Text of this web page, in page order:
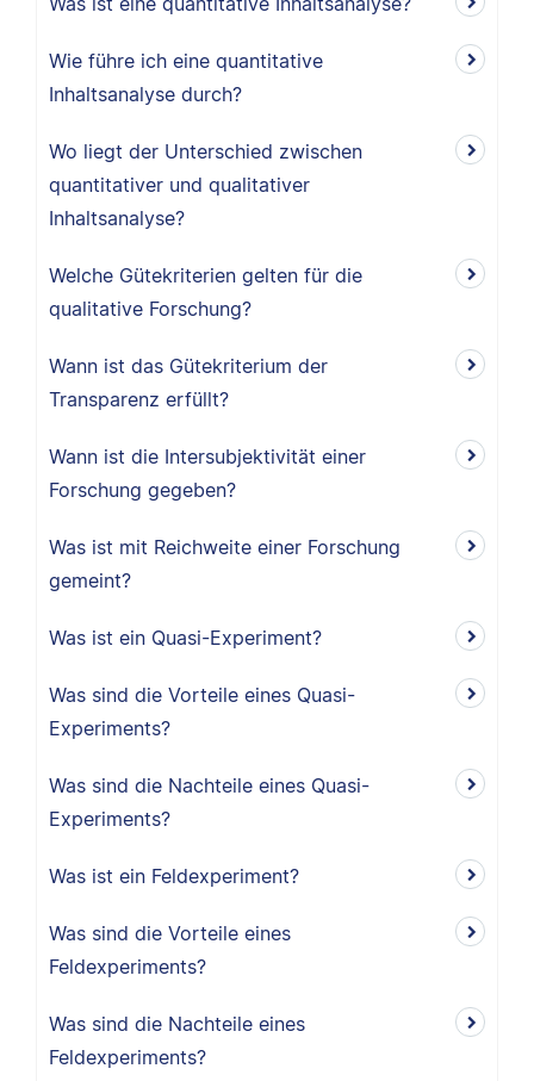
Wie führe ich eine quantitative
Inhaltsanalyse durch?
Wo liegt der Unterschied zwischen
quantitativer und qualitativer
Inhaltsanalyse?
Welche Gütekriterien gelten für die
qualitative Forschung?
Wann ist das Gütekriterium der
Transparenz erfüllt?
Wann ist die Intersubjektivität einer
Forschung gegeben?
Was ist mit Reichweite einer Forschung
gemeint?
Was ist ein Quasi-Experiment?
Was sind die Vorteile eines Quasi-
Experiments?
Was sind die Nachteile eines Quasi-
Experiments?
Was ist ein Feldexperiment?
Was sind die Vorteile eines
Feldexperiments?
Was sind die Nachteile eines
Feldexperiments?